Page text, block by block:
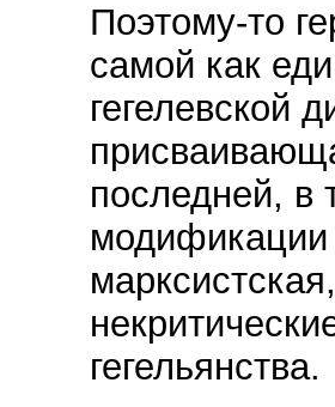
Поэтому-то
самой как
гегелевской
последней, в
модификации
гегельянства.